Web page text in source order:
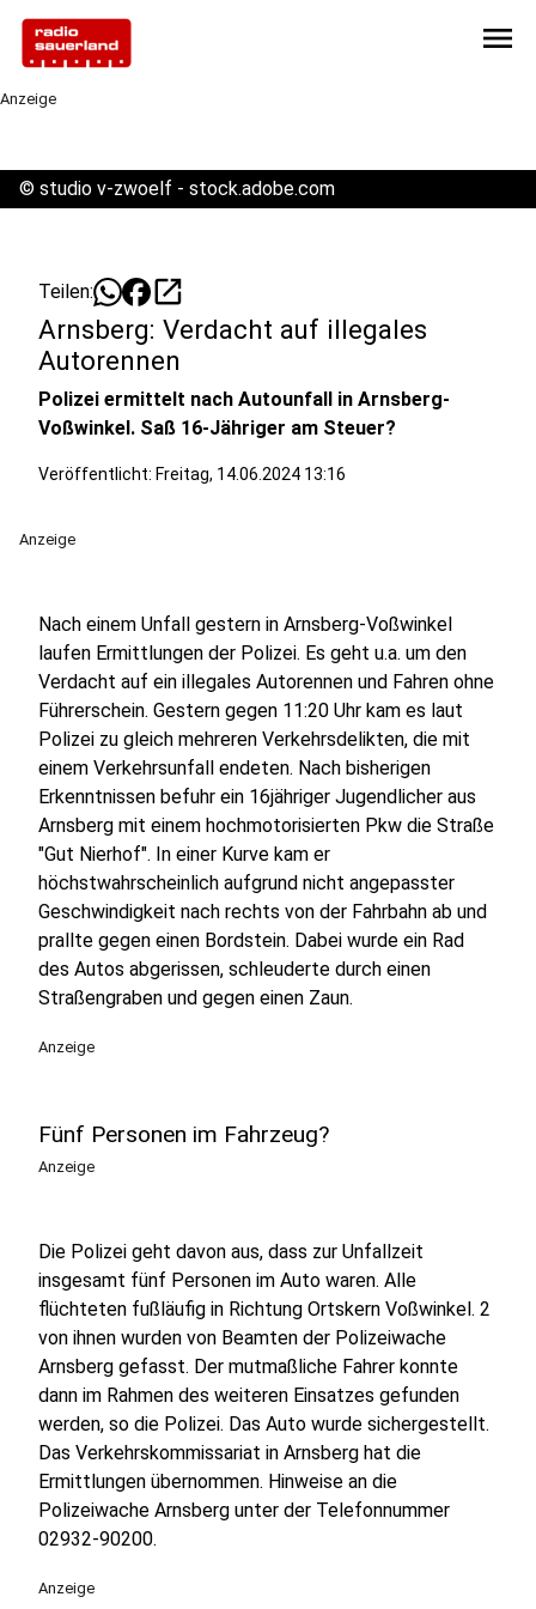
menu
Anzeige
© studio v-zwoelf - stock.adobe.com
Teilen: open_in_new
Arnsberg: Verdacht auf illegales
Autorennen
Polizei ermittelt nach Autounfall in Arnsberg-
Voßwinkel. Saß 16-Jähriger am Steuer?
Veröffentlicht: Freitag, 14.06.2024 13:16
Anzeige
Nach einem Unfall gestern in Arnsberg-Voßwinkel
laufen Ermittlungen der Polizei. Es geht u.a. um den
Verdacht auf ein illegales Autorennen und Fahren ohne
Führerschein. Gestern gegen 11:20 Uhr kam es laut
Polizei zu gleich mehreren Verkehrsdelikten, die mit
einem Verkehrsunfall endeten. Nach bisherigen
Erkenntnissen befuhr ein 16jähriger Jugendlicher aus
Arnsberg mit einem hochmotorisierten Pkw die Straße
"Gut Nierhof". In einer Kurve kam er
höchstwahrscheinlich aufgrund nicht angepasster
Geschwindigkeit nach rechts von der Fahrbahn ab und
prallte gegen einen Bordstein. Dabei wurde ein Rad
des Autos abgerissen, schleuderte durch einen
Straßengraben und gegen einen Zaun.
Anzeige
Fünf Personen im Fahrzeug?
Anzeige
Die Polizei geht davon aus, dass zur Unfallzeit
insgesamt fünf Personen im Auto waren. Alle
flüchteten fußläufig in Richtung Ortskern Voßwinkel. 2
von ihnen wurden von Beamten der Polizeiwache
Arnsberg gefasst. Der mutmaßliche Fahrer konnte
dann im Rahmen des weiteren Einsatzes gefunden
werden, so die Polizei. Das Auto wurde sichergestellt.
Das Verkehrskommissariat in Arnsberg hat die
Ermittlungen übernommen. Hinweise an die
Polizeiwache Arnsberg unter der Telefonnummer
02932-90200.
Anzeige